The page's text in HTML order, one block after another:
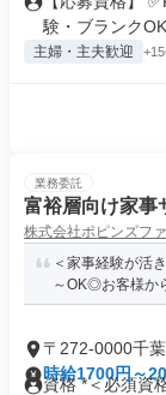
験・ブランク
主婦・主夫歓迎
業務委託
富裕層向け家事
株式会社ポピンズフ
＜家事経験が活
～OK◎お客様か
〒272-0000千
時給1700円～
資格 *＜必須資